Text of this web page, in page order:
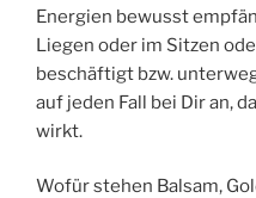
Energien bewusst
Liegen oder im Sitzen
beschäftigt bzw.
auf jeden Fall bei Dir an,
wirkt.
Wofür stehen Balsam,